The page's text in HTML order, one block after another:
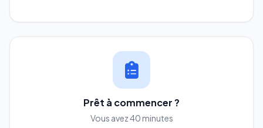
Prêt à commencer ?
Vous avez 40 minutes